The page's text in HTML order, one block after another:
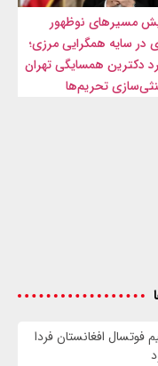
مسیرهای نوظهور
در سایه همگرایی مرزی؛
دکترین همسایگی تهران
تحریم‌ها
فوتسال افغانستان فردا